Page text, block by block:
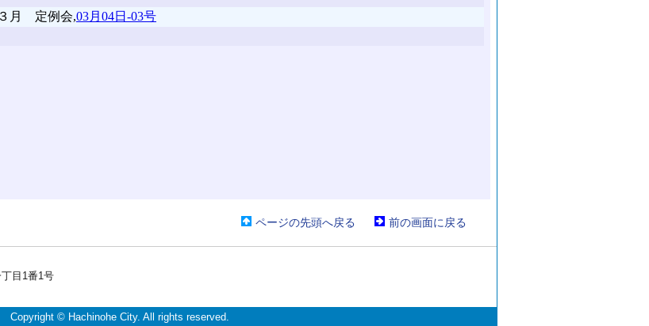
ページの先頭へ戻る 前の画面に戻る
1番1号
Copyright © Hachinohe City. All rights reserved.